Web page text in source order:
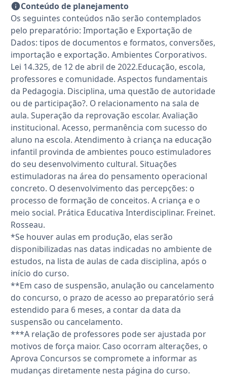
Conteúdo de planejamento
Os seguintes conteúdos não serão contemplados
pelo preparatório: Importação e Exportação de
Dados: tipos de documentos e formatos, conversões,
importação e exportação. Ambientes Corporativos.
Lei 14.325, de 12 de abril de 2022.Educação, escola,
professores e comunidade. Aspectos fundamentais
da Pedagogia. Disciplina, uma questão de autoridade
ou de participação?. O relacionamento na sala de
aula. Superação da reprovação escolar. Avaliação
institucional. Acesso, permanência com sucesso do
aluno na escola. Atendimento à criança na educação
infantil provinda de ambientes pouco estimuladores
do seu desenvolvimento cultural. Situações
estimuladoras na área do pensamento operacional
concreto. O desenvolvimento das percepções: o
processo de formação de conceitos. A criança e o
meio social. Prática Educativa Interdisciplinar. Freinet.
Rosseau.
*Se houver aulas em produção, elas serão
disponibilizadas nas datas indicadas no ambiente de
estudos, na lista de aulas de cada disciplina, após o
início do curso.
**Em caso de suspensão, anulação ou cancelamento
do concurso, o prazo de acesso ao preparatório será
estendido para 6 meses, a contar da data da
suspensão ou cancelamento.
***A relação de professores pode ser ajustada por
motivos de força maior. Caso ocorram alterações, o
Aprova Concursos se compromete a informar as
mudanças diretamente nesta página do curso.